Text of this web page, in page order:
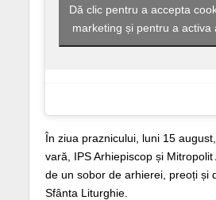
Dă clic pentru a accepta
marketing și pentru a activa
În ziua praznicului, luni 15
vară, IPS Arhiepiscop și
de un sobor de arhierei, preoți și
Sfânta Liturghie.